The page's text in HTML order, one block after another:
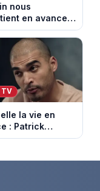
nous
en avance:
perd le
Episode du 10
TV
la vie en
: Patrick
est-il mort ?